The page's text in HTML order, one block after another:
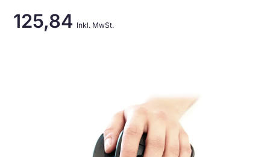
125,84 Inkl. MwSt.